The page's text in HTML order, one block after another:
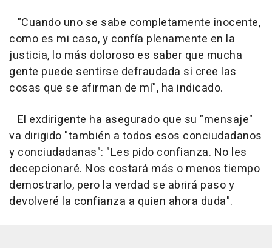
"Cuando uno se sabe completamente inocente,
como es mi caso, y confía plenamente en la
justicia, lo más doloroso es saber que mucha
gente puede sentirse defraudada si cree las
cosas que se afirman de mí", ha indicado.
El exdirigente ha asegurado que su "mensaje"
va dirigido "también a todos esos conciudadanos
y conciudadanas": "Les pido confianza. No les
decepcionaré. Nos costará más o menos tiempo
demostrarlo, pero la verdad se abrirá paso y
devolveré la confianza a quien ahora duda".